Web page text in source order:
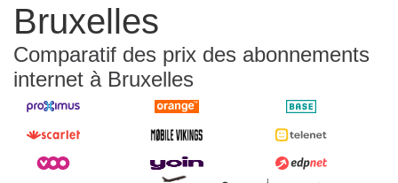
Bruxelles
Comparatif des prix des abonnements
internet à Bruxelles